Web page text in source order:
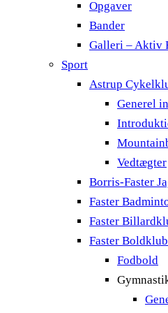
Opgaver
Bander
Galleri – Aktiv
Sport
Astrup
Generel
Vedtægter
Borris-Faster
Faster
Faster
Faster
Fodbold